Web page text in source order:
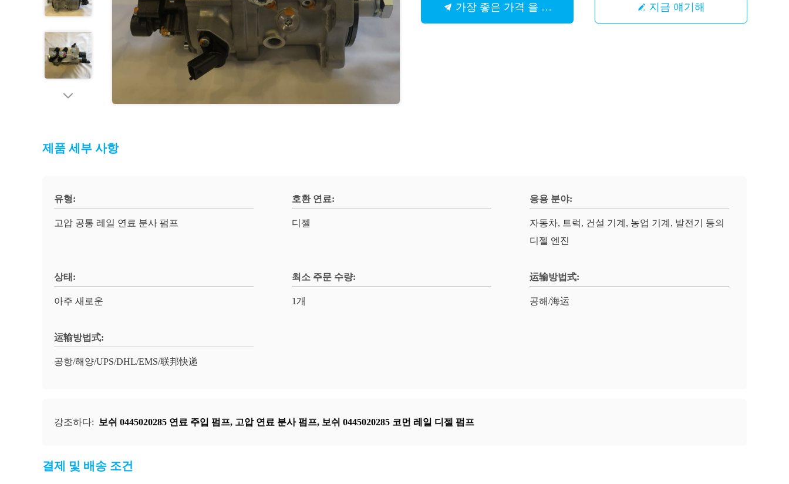
가장 좋은 가격 을 구하라 지금 얘기해
제품 세부 사항
유형:
고압 공통 레일 연료 분사 펌프
호환 연료:
디젤
응용 분야:
자동차, 트럭, 건설 기계, 농업 기계, 발전기 등의
디젤 엔진
상태:
아주 새로운
최소 주문 수량:
1개
运输방법式:
공해/海运
运输방법式:
공항/해양/UPS/DHL/EMS/联邦快递
강조하다: 보쉬 0445020285 연료 주입 펌프, 고압 연료 분사 펌프, 보쉬 0445020285 코먼 레일 디젤 펌프
결제 및 배송 조건